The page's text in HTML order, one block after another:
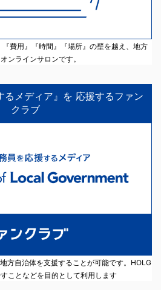
費用』『時間』『場所』の壁を越え、地方
ンラインサロンです。
るメディア』を 応援するファン
クラブ
方自治体を支援することが可能です。HOLG
ことなどを目的として利用します